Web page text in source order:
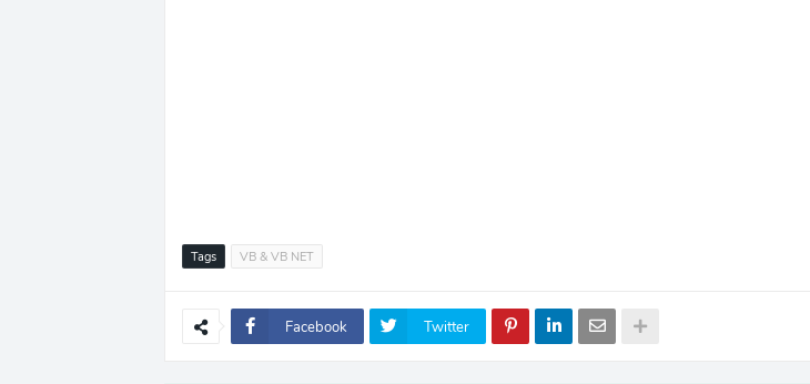
Tags VB & VB NET
Facebook Twitter